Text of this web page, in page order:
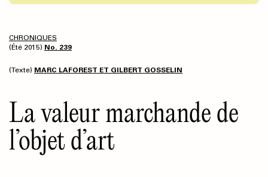
CHRONIQUES
(Été 2015) No. 239
(Texte) MARC LAFOREST ET GILBERT GOSSELIN
La valeur marchande de
l’objet d’art